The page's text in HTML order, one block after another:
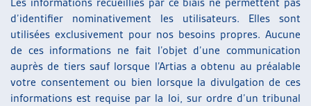
d’identifier nominativement les utilisateurs. Elles sont
utilisées exclusivement pour nos besoins propres. Aucune
de ces informations ne fait l’objet d’une communication
auprès de tiers sauf lorsque l’Artias a obtenu au préalable
votre consentement ou bien lorsque la divulgation de ces
informations est requise par la loi, sur ordre d’un tribunal